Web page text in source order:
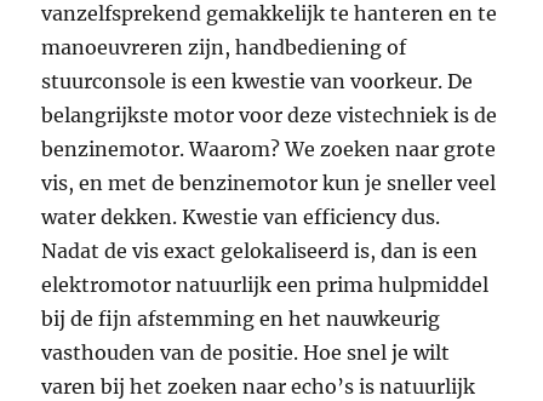
vanzelfsprekend gemakkelijk te hanteren en te
manoeuvreren zijn, handbediening of
stuurconsole is een kwestie van voorkeur. De
belangrijkste motor voor deze vistechniek is de
benzinemotor. Waarom? We zoeken naar grote
vis, en met de benzinemotor kun je sneller veel
water dekken. Kwestie van efficiency dus.
Nadat de vis exact gelokaliseerd is, dan is een
elektromotor natuurlijk een prima hulpmiddel
bij de fijn afstemming en het nauwkeurig
vasthouden van de positie. Hoe snel je wilt
varen bij het zoeken naar echo’s is natuurlijk